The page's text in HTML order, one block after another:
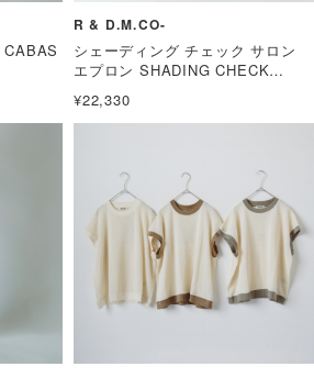
R & D.M.CO-
シェーディング チェック サロン
エプロン SHADING CHECK
¥22,330